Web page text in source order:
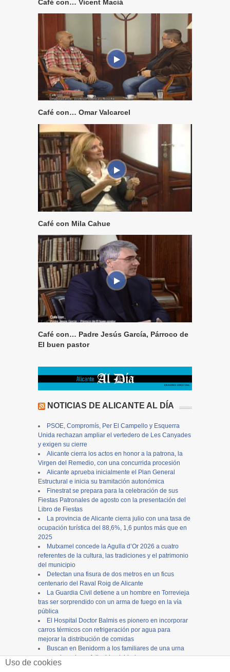
Café con… Vicent Maciá
Café con… Omar Valcarcel
Café con Mila Cahue
Café con… Padre Jesús García, Párroco de
El buen pastor
NOTICIAS DE ALICANTE AL DÍA
PSOE, Compromís, Per El Campello y Esquerra
Unida rechazan ampliar el vertedero de Les Canyades
y exigen su cierre
Alicante cierra los actos en honor a la patrona, la
Virgen del Remedio, con una concurrida procesión
Alicante aprueba inicialmente el Plan General
Estructural e inicia su tramitación autonómica
Finestrat se prepara para la celebración de sus
Fiestas Patronales de agosto con la presentación del
Libro de Fiestas
La provincia de Alicante cierra julio con una tasa de
ocupación turística del 88,6%, 1,6 puntos más que en
2025
Mutxamel concede la Agulla d’Or 2026 a cuatro
referentes de la cultura, las tradiciones y el patrimonio
del municipio
Detectan una fisura de dos metros en un ficus
centenario del Raval Roig de Alicante
La Guardia Civil detiene a un hombre en Torrevieja
tras ser sorprendido con un arma de fuego en la vía
pública
El Hospital Doctor Balmis es pionero en incorporar
carros térmicos con refrigeración por agua para
mejorar la distribución de comidas
Buscan en Benidorm a los familiares de una urna
con cenizas de un fallecido olvidada en un
supermercado
Uso de cookies